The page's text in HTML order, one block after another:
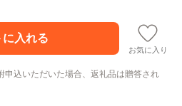
お気に入り
申込いただいた場合、返礼品は贈答され